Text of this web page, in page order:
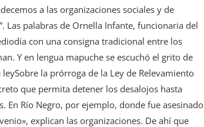
a las organizaciones sociales y de
Las palabras de Ornella Infante, funcionaria del
con una consigna tradicional entre los
Y en lengua mapuche se escuchó el grito de
leySobre la prórroga de la Ley de Relevamiento
que permita detener los desalojos hasta
En Río Negro, por ejemplo, donde fue asesinado
explican las organizaciones. De ahí que